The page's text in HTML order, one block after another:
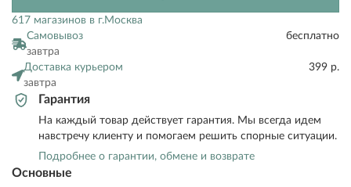
Основные
617 магазинов в г.Москва
Самовывоз
завтра
бесплатно
Доставка курьером
завтра
399 р.
Гарантия
На каждый товар действует гарантия. Мы всегда идем
навстречу клиенту и помогаем решить спорные ситуации.
Подробнее о гарантии, обмене и возврате